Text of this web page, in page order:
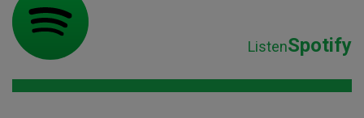
ListenSpotify